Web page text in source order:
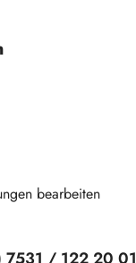
bearbeiten